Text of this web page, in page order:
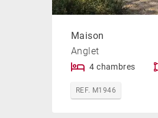
Maison
Anglet
4 chambres
REF. M1946